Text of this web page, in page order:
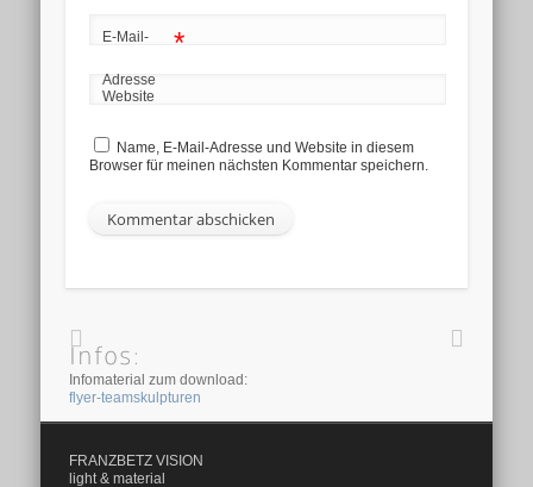
E-Mail-
Adresse
*
Website
Name, E-Mail-Adresse und Website in diesem
Browser für meinen nächsten Kommentar speichern.
Infos:
Infomaterial zum download:
flyer-teamskulpturen
FRANZBETZ VISION
light & material